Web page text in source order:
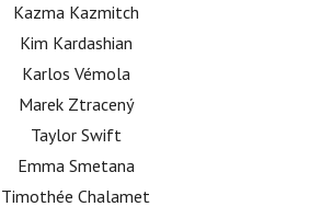
Kazma Kazmitch
Kim Kardashian
Karlos Vémola
Marek Ztracený
Taylor Swift
Emma Smetana
Timothée Chalamet